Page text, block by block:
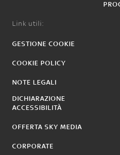
Link utili:
GESTIONE COOKIE
COOKIE POLICY
NOTE LEGALI
DICHIARAZIONE
ACCESSIBILITÀ
OFFERTA SKY MEDIA
CORPORATE